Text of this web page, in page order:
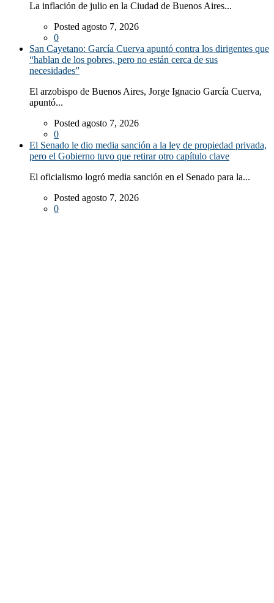
La inflación de julio en la Ciudad de Buenos Aires...
Posted agosto 7, 2026
0
San Cayetano: García Cuerva apuntó contra los dirigentes que
“hablan de los pobres, pero no están cerca de sus
necesidades”
El arzobispo de Buenos Aires, Jorge Ignacio García Cuerva,
apuntó...
Posted agosto 7, 2026
0
El Senado le dio media sanción a la ley de propiedad privada,
pero el Gobierno tuvo que retirar otro capítulo clave
El oficialismo logró media sanción en el Senado para la...
Posted agosto 7, 2026
0